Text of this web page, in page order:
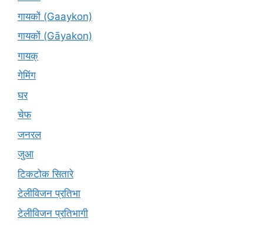
गायकों (Gaaykon)
गायकों (Gāyakon)
गायक्
गेमिंग
घर
चेफ
जनरल
जुआ
टिकटोक सितारे
टेलीविजन प्रतिभा
टेलीविजन प्रतिभागी